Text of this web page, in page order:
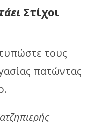
Στίχοι
τους
πατώντας